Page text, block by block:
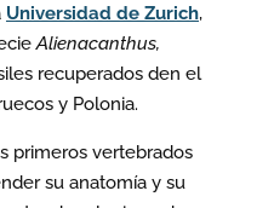
Universidad de Zurich,
Alienacanthus,
recuperados den el
y Polonia.
primeros vertebrados
su anatomía y su